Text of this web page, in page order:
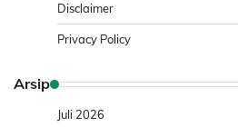
Disclaimer
Privacy Policy
Arsip
Juli 2026